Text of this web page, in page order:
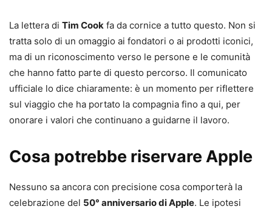
La lettera di Tim Cook fa da cornice a tutto questo. Non si
tratta solo di un omaggio ai fondatori o ai prodotti iconici,
ma di un riconoscimento verso le persone e le comunità
che hanno fatto parte di questo percorso. Il comunicato
ufficiale lo dice chiaramente: è un momento per riflettere
sul viaggio che ha portato la compagnia fino a qui, per
onorare i valori che continuano a guidarne il lavoro.
Cosa potrebbe riservare Apple
Nessuno sa ancora con precisione cosa comporterà la
celebrazione del 50° anniversario di Apple. Le ipotesi